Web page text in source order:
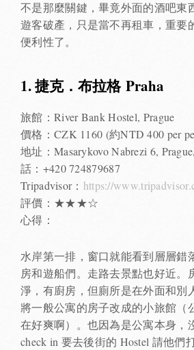
不是那麼關鍵，畢竟外面的酒吧東
遊客破產，只是當不再租車，重要
便利性了。
1. 捷克．布拉格 Praha
旅館：River Bank Hostel, Prague
價格：CZK 1160 (約NTD 400 per
地址：Masarykovo Nabrezi 6,
話：+420 724879687
Tripadvisor： https://
評價：★★★☆
心得：
水岸第一排，窗口就能看到層層錯
房和遊船們。走路去景點也好近。
淨，有廚房，但廁所是在外面和別
將一般公寓的房子改成的小旅館（
在好爽啊）。也因為是公寓本身，
check in 要去後街的 Hostel 請他們